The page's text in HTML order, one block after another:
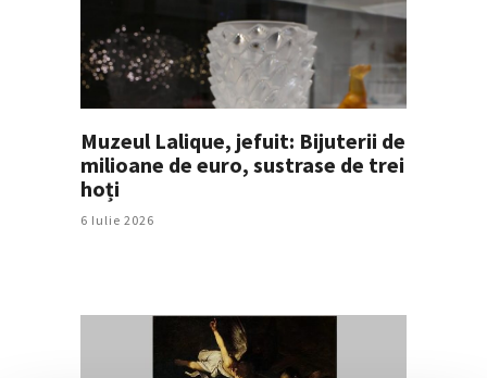
Muzeul Lalique, jefuit: Bijuterii de
milioane de euro, sustrase de trei
hoți
6 Iulie 2026